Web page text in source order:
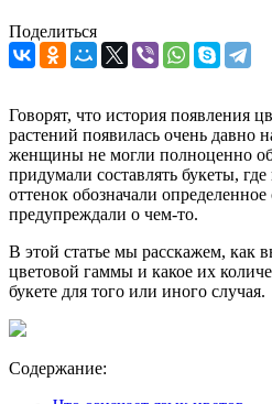
Поделиться
Говорят, что история появления
растений появилась очень давно
женщины не могли полноценно
придумали составлять букеты,
оттенок обозначали
предупреждали о чем-то.
В этой статье мы расскажем, как
цветовой гаммы и какое их
букете для того или иного случая.
Содержание: